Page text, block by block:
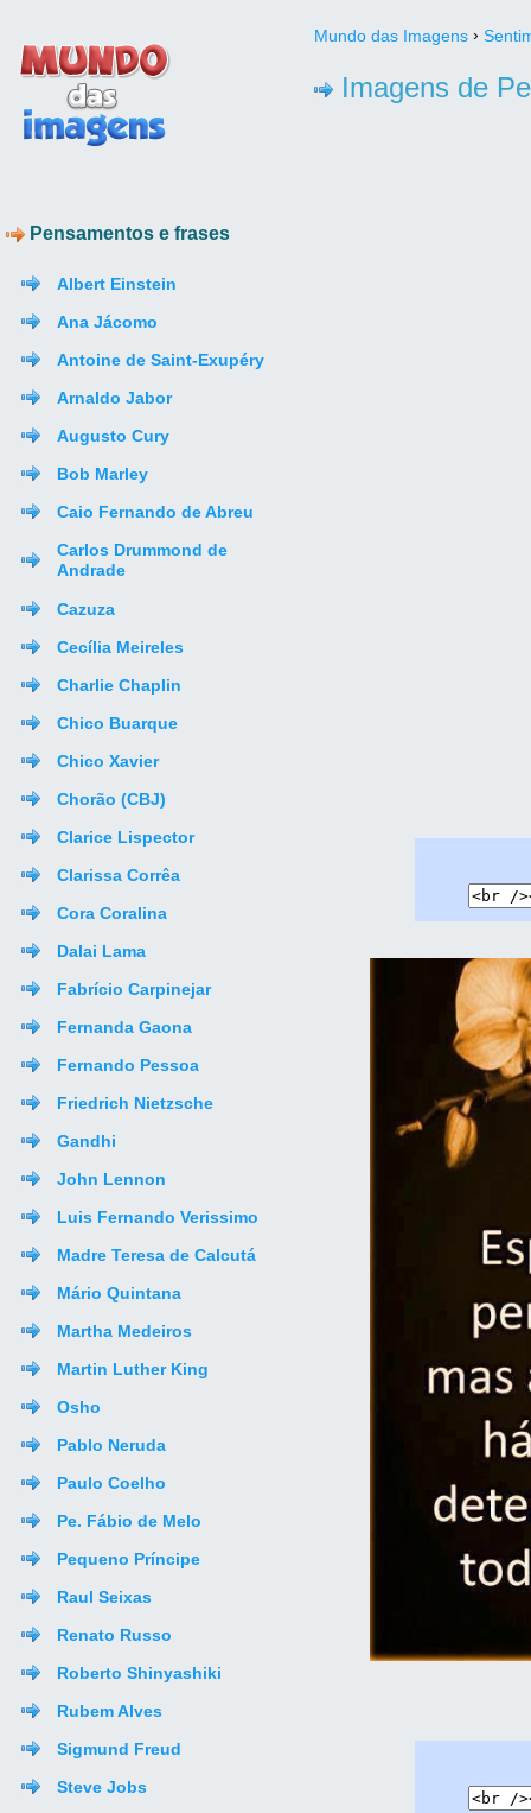
Pensamentos e frases
Albert Einstein
Ana Jácomo
Antoine de Saint-Exupéry
Arnaldo Jabor
Augusto Cury
Bob Marley
Caio Fernando de Abreu
Carlos Drummond de
Andrade
Cazuza
Cecília Meireles
Charlie Chaplin
Chico Buarque
Chico Xavier
Chorão (CBJ)
Clarice Lispector
Clarissa Corrêa
Cora Coralina
Dalai Lama
Fabrício Carpinejar
Fernanda Gaona
Fernando Pessoa
Friedrich Nietzsche
Gandhi
John Lennon
Luis Fernando Verissimo
Madre Teresa de Calcutá
Mário Quintana
Martha Medeiros
Martin Luther King
Osho
Pablo Neruda
Paulo Coelho
Pe. Fábio de Melo
Pequeno Príncipe
Raul Seixas
Renato Russo
Roberto Shinyashiki
Rubem Alves
Sigmund Freud
Steve Jobs
Mundo das Imagens ›
Imagens de